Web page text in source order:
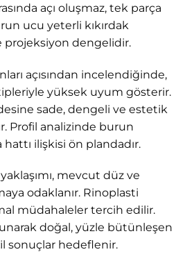
açı oluşmaz, tek parça
ucu yeterli kıkırdak
dengelidir.
açısından incelendiğinde,
yüksek uyum gösterir.
sade, dengeli ve estetik
Profil analizinde burun
ilişkisi ön plandadır.
mevcut düz ve
odaklanır. Rinoplasti
müdahaleler tercih edilir.
doğal, yüzle bütünleşen
sonuçlar hedeflenir.